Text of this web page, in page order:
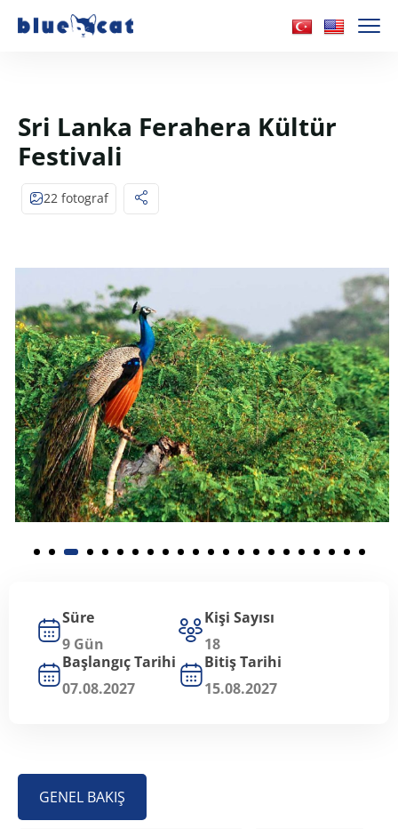
Sri Lanka Ferahera Kültür
Festivali
22 fotograf
Süre
9 Gün
Kişi Sayısı
18
Başlangıç Tarihi
07.08.2027
Bitiş Tarihi
15.08.2027
GENEL BAKIŞ